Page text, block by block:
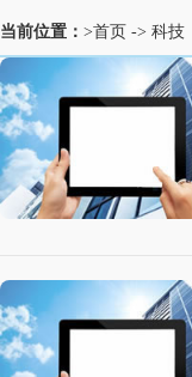
当前位置： >首页 -> 科技